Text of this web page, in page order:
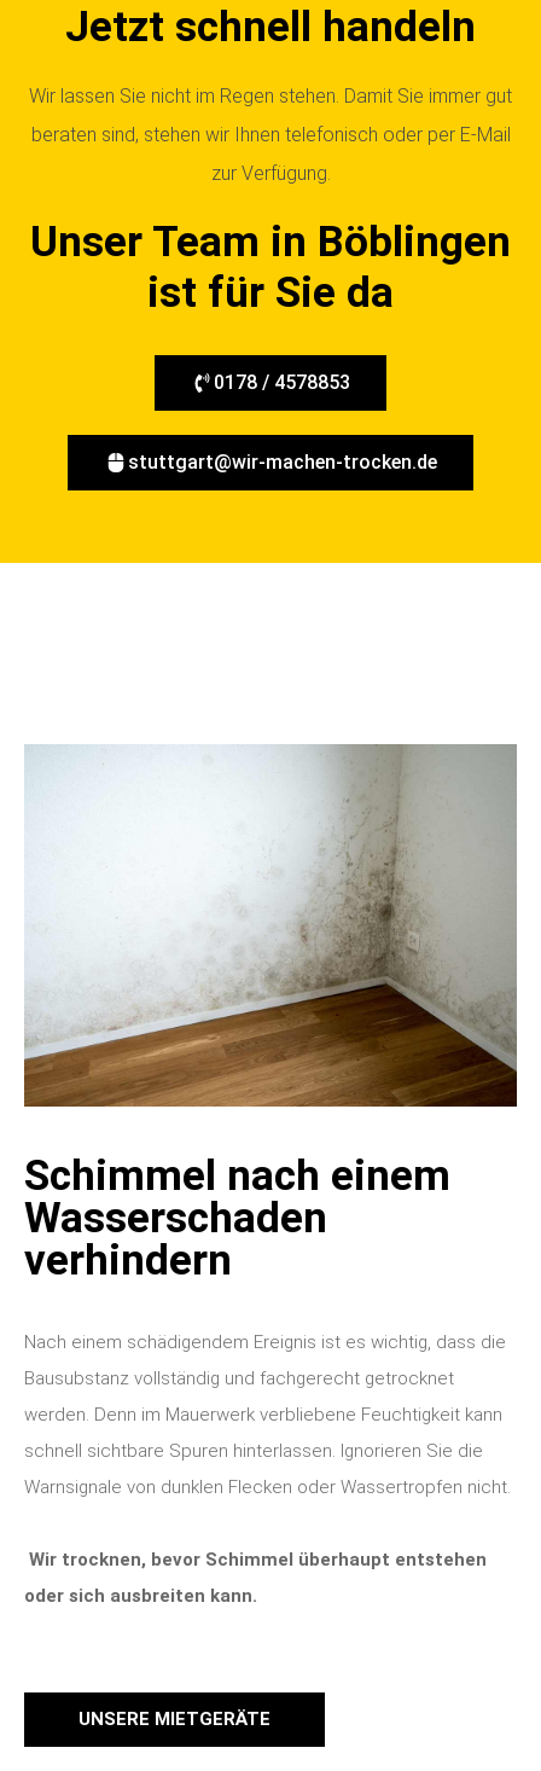
Jetzt schnell handeln
Wir lassen Sie nicht im Regen stehen. Damit Sie immer gut
beraten sind, stehen wir Ihnen telefonisch oder per E-Mail
zur Verfügung.
Unser Team in Böblingen
ist für Sie da
0178 / 4578853
stuttgart@wir-machen-trocken.de
Schimmel nach einem
Wasserschaden
verhindern
Nach einem schädigendem Ereignis ist es wichtig, dass die
Bausubstanz vollständig und fachgerecht getrocknet
werden. Denn im Mauerwerk verbliebene Feuchtigkeit kann
schnell sichtbare Spuren hinterlassen. Ignorieren Sie die
Warnsignale von dunklen Flecken oder Wassertropfen nicht.
Wir trocknen, bevor Schimmel überhaupt entstehen
oder sich ausbreiten kann.
UNSERE MIETGERÄTE